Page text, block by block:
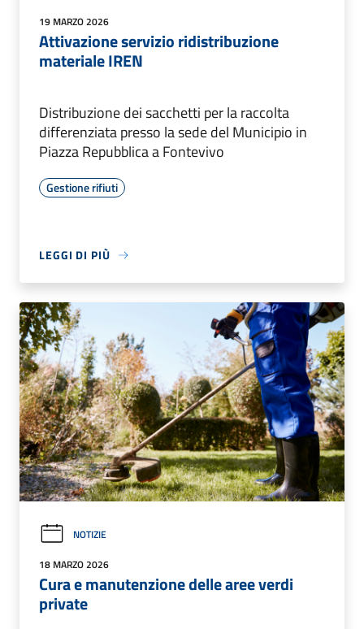
19 MARZO 2026
Attivazione servizio ridistribuzione
materiale IREN
Distribuzione dei sacchetti per la raccolta
differenziata presso la sede del Municipio in
Piazza Repubblica a Fontevivo
Gestione rifiuti
LEGGI DI PIÙ
NOTIZIE
18 MARZO 2026
Cura e manutenzione delle aree verdi
private